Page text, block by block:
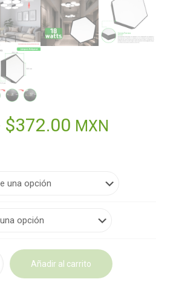
$372.00 Rango
desde
hasta
MXN
Añadir al carrito